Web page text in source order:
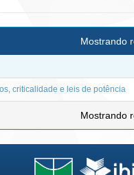
Mostrando
criticalidade e leis de potência
Mostrando